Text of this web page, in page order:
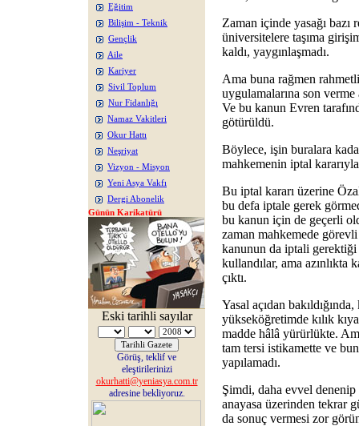
Eğitim
Bilişim - Teknik
Gençlik
Aile
Kariyer
Sivil Toplum
Nur Fidanlığı
Namaz Vakitleri
Okur Hattı
Neşriyat
Vizyon - Misyon
Yeni Asya Vakfı
Dergi Abonelik
Günün Karikatürü
Eski tarihli sayılar
Görüş, teklif ve
eleştirilerinizi
okurhatti@yeniasya.com.tr
adresine bekliyoruz.
Zaman içinde yasağı
üniversitelere taşıma
kaldı, yaygınlaşmadı.
Ama buna rağmen
uygulamalarına son verme
Ve bu kanun Evren
götürüldü.
Böylece, işin buralara
mahkemenin iptal kararıyla
Bu iptal kararı üzerine
bu defa iptale gerek
bu kanun için de geçerli
zaman mahkemede
kanunun da iptali
kullandılar, ama azınlıkta
çıktı.
Yasal açıdan
yükseköğretimde kılık
madde hâlâ yürürlükte.
tam tersi istikamette ve
yapılamadı.
Şimdi, daha evvel
anayasa üzerinden tekrar
da sonuç vermesi zor